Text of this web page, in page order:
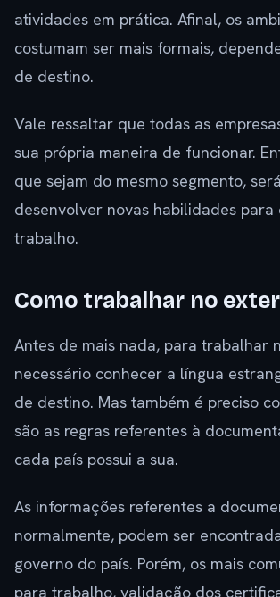
atividades em prática. Afinal, os
costumam ser mais formais,
de destino.
Vale ressaltar que todas as
sua própria maneira de funcionar.
que sejam do mesmo segmento,
desenvolver novas habilidades para
trabalho.
Como trabalhar no
Antes de mais nada, para trabalhar
necessário conhecer a língua
de destino. Mas também é preciso
são as regras referentes à
cada país possui a sua.
As informações referentes a
normalmente, podem ser
governo do país. Porém, os mais
para trabalho, validação dos